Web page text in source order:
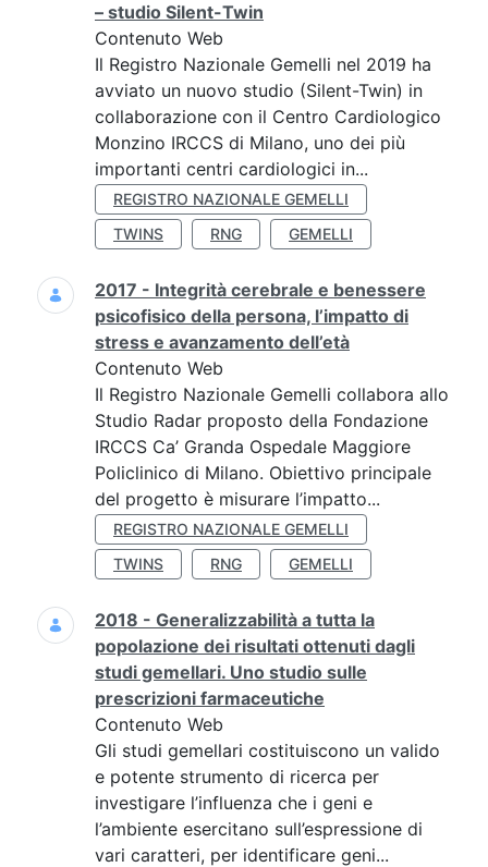
– studio Silent-Twin
Contenuto Web
Il Registro Nazionale Gemelli nel 2019 ha
avviato un nuovo studio (Silent-Twin) in
collaborazione con il Centro Cardiologico
Monzino IRCCS di Milano, uno dei più
importanti centri cardiologici in...
REGISTRO NAZIONALE GEMELLI
TWINS
RNG GEMELLI
2017 - Integrità cerebrale e benessere
psicofisico della persona, l’impatto di
stress e avanzamento dell’età
Contenuto Web
Il Registro Nazionale Gemelli collabora allo
Studio Radar proposto della Fondazione
IRCCS Ca’ Granda Ospedale Maggiore
Policlinico di Milano. Obiettivo principale
del progetto è misurare l’impatto...
REGISTRO NAZIONALE GEMELLI
TWINS
RNG GEMELLI
2018 - Generalizzabilità a tutta la
popolazione dei risultati ottenuti dagli
studi gemellari. Uno studio sulle
prescrizioni farmaceutiche
Contenuto Web
Gli studi gemellari costituiscono un valido
e potente strumento di ricerca per
investigare l’influenza che i geni e
l’ambiente esercitano sull’espressione di
vari caratteri, per identificare geni...